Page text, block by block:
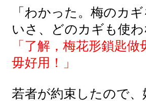
「わかった。梅のカ
いさ、どのカギも使
「了解，梅花形鎖匙
毋好用！」
若者が約束したので